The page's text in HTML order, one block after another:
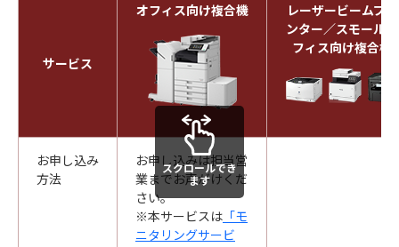
サービス
オフィス向け複合機
レーザービームプリ
ンター／スモールオ
フィス向け複合機
お申し込み
方法
お申し込みは担当営
業までお声がけくだ
さい。
※本サービスは 「モ
ニタリングサービ
スクロールでき
ます